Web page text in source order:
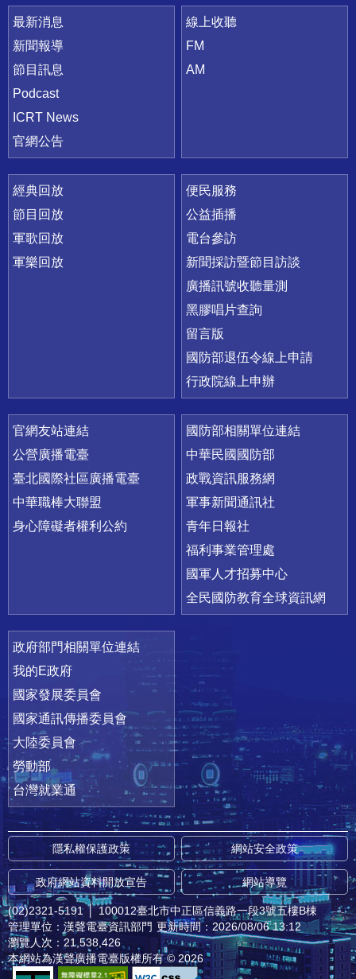
最新消息
新聞報導
節目訊息
Podcast
ICRT News
官網公告
線上收聽
FM
AM
經典回放
節目回放
軍歌回放
軍樂回放
便民服務
公益插播
電台參訪
新聞採訪暨節目訪談
廣播訊號收聽量測
黑膠唱片查詢
留言版
國防部退伍令線上申請
行政院線上申辦
官網友站連結
公營廣播電臺
臺北國際社區廣播電臺
中華職棒大聯盟
身心障礙者權利公約
國防部相關單位連結
中華民國國防部
政戰資訊服務網
軍事新聞通訊社
青年日報社
福利事業管理處
國軍人才招募中心
全民國防教育全球資訊網
政府部門相關單位連結
我的E政府
國家發展委員會
國家通訊傳播委員會
大陸委員會
勞動部
台灣就業通
隱私權保護政策 網站安全政策
政府網站資料開放宣告 網站導覽
(02)2321-5191 │ 100012臺北市中正區信義路一段3號五樓B棟
管理單位：漢聲電臺資訊部門 更新時間：2026/08/06 13:12
瀏覽人次：21,538,426
本網站為漢聲廣播電臺版權所有 © 2026